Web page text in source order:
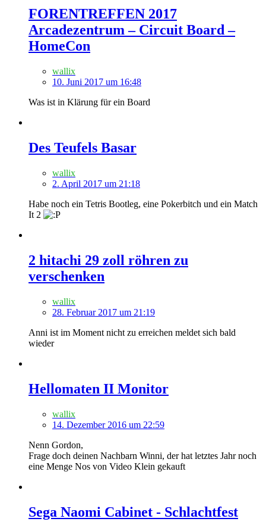
FORENTREFFEN 2017
Arcadezentrum – Circuit Board –
HomeCon
wallix
10. Juni 2017 um 16:48
Was ist in Klärung für ein Board
Des Teufels Basar
wallix
2. April 2017 um 21:18
Habe noch ein Tetris Bootleg, eine Pokerbitch und ein Match
It 2
2 hitachi 29 zoll röhren zu
verschenken
wallix
28. Februar 2017 um 21:19
Anni ist im Moment nicht zu erreichen meldet sich bald
wieder
Hellomaten II Monitor
wallix
14. Dezember 2016 um 22:59
Nenn Gordon,
Frage doch deinen Nachbarn Winni, der hat letztes Jahr noch
eine Menge Nos von Video Klein gekauft
Sega Naomi Cabinet - Schlachtfest